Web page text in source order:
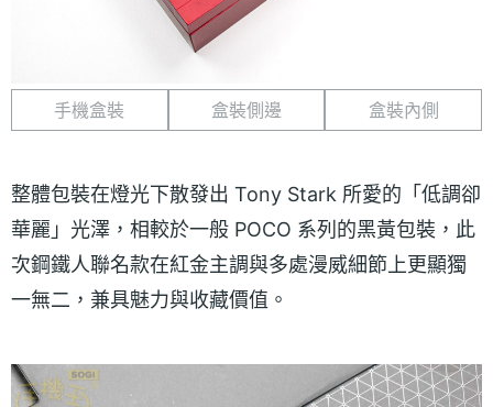
手機盒裝 盒裝側邊 盒裝內側
整體包裝在燈光下散發出 Tony Stark 所愛的「低調卻
華麗」光澤，相較於一般 POCO 系列的黑黃包裝，此
次鋼鐵人聯名款在紅金主調與多處漫威細節上更顯獨
一無二，兼具魅力與收藏價值。